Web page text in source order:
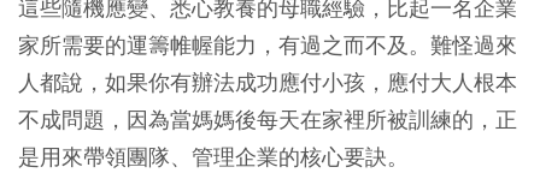
這些隨機應變、悉心教養的母職經驗，比起一名企業
家所需要的運籌帷幄能力，有過之而不及。難怪過來
人都說，如果你有辦法成功應付小孩，應付大人根本
不成問題，因為當媽媽後每天在家裡所被訓練的，正
是用來帶領團隊、管理企業的核心要訣。